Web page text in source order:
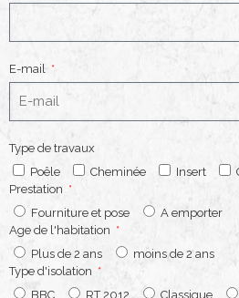
E-mail
Type de travaux
Poêle
Cheminée Insert
Prestation
Fourniture et pose
A emporter
Age de l'habitation
Plus de 2 ans
moins de 2 ans
Type d'isolation
BBC
RT 2012 Classique